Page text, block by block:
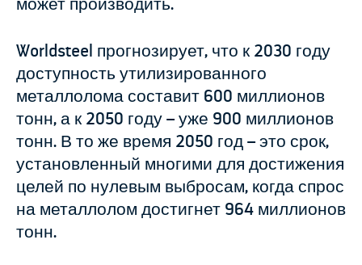
может производить.
Worldsteel прогнозирует, что к 2030 году
доступность утилизированного
металлолома составит 600 миллионов
тонн, а к 2050 году – уже 900 миллионов
тонн. В то же время 2050 год – это срок,
установленный многими для достижения
целей по нулевым выбросам, когда спрос
на металлолом достигнет 964 миллионов
тонн.